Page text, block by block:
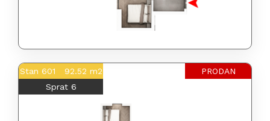
Stan 601 92.52 m2
Sprat 6
PRODAN